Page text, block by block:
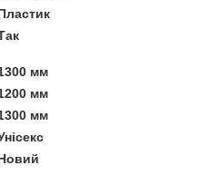
мм
мм
мм